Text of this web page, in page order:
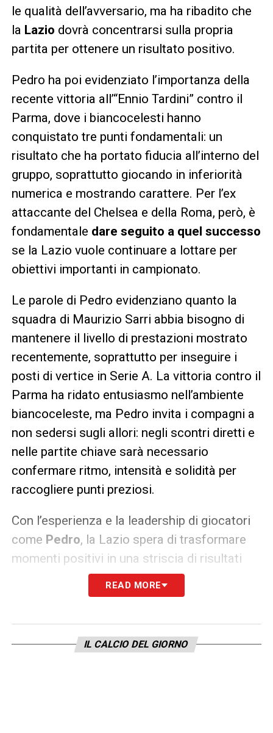
le qualità dell’avversario, ma ha ribadito che
la Lazio dovrà concentrarsi sulla propria
partita per ottenere un risultato positivo.
Pedro ha poi evidenziato l’importanza della
recente vittoria all’“Ennio Tardini” contro il
Parma, dove i biancocelesti hanno
conquistato tre punti fondamentali: un
risultato che ha portato fiducia all’interno del
gruppo, soprattutto giocando in inferiorità
numerica e mostrando carattere. Per l’ex
attaccante del Chelsea e della Roma, però, è
fondamentale dare seguito a quel successo
se la Lazio vuole continuare a lottare per
obiettivi importanti in campionato.
Le parole di Pedro evidenziano quanto la
squadra di Maurizio Sarri abbia bisogno di
mantenere il livello di prestazioni mostrato
recentemente, soprattutto per inseguire i
posti di vertice in Serie A. La vittoria contro il
Parma ha ridato entusiasmo nell’ambiente
biancoceleste, ma Pedro invita i compagni a
non sedersi sugli allori: negli scontri diretti e
nelle partite chiave sarà necessario
confermare ritmo, intensità e solidità per
raccogliere punti preziosi.
Con l’esperienza e la leadership di giocatori
come Pedro, la Lazio spera di trasformare
momenti positivi in una striscia di risultati
utili, fondamentali per restare nella lotta
europea e migliorare la posizione in
QUI: TUTTE LE ULTIME NOTIZIE DI SERIE A
READ MORE
IL CALCIO DEL GIORNO